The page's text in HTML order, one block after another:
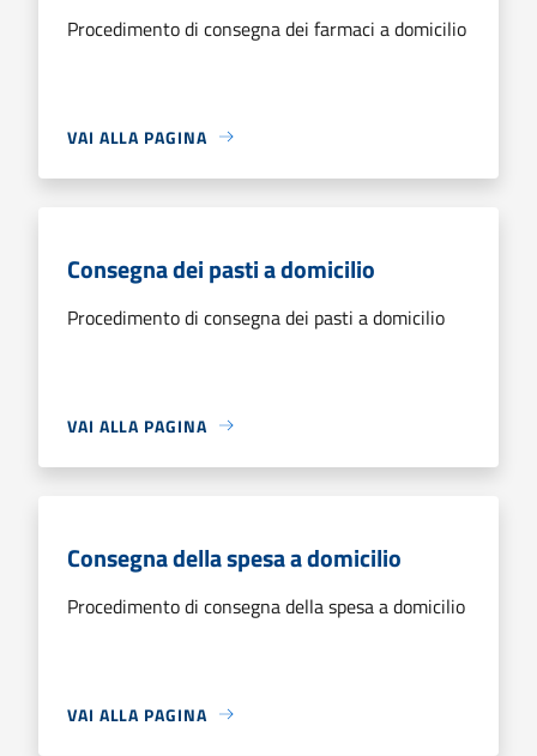
Procedimento di consegna dei farmaci a domicilio
VAI ALLA PAGINA
Consegna dei pasti a domicilio
Procedimento di consegna dei pasti a domicilio
VAI ALLA PAGINA
Consegna della spesa a domicilio
Procedimento di consegna della spesa a domicilio
VAI ALLA PAGINA